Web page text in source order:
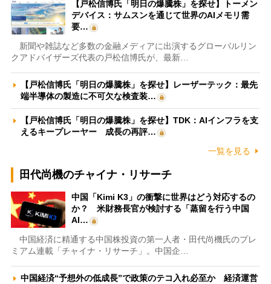
【戸松信博氏「明日の爆騰株」を探せ】トーメン
デバイス：サムスンを通じて世界のAIメモリ需
要…
新聞や雑誌など多数の金融メディアに出演するグローバルリン
クアドバイザーズ代表の戸松信博氏が、最新…
【戸松信博氏「明日の爆騰株」を探せ】レーザーテック：最先
端半導体の製造に不可欠な検査装…
【戸松信博氏「明日の爆騰株」を探せ】TDK：AIインフラを支
えるキープレーヤー 成長の再評…
一覧を見る
田代尚機のチャイナ・リサーチ
中国「Kimi K3」の衝撃に世界はどう対応するの
か？ 米財務長官が検討する「蒸留を行う中国
AI…
中国経済に精通する中国株投資の第一人者・田代尚機氏のプレ
ミアム連載「チャイナ・リサーチ」。中国企…
中国経済“予想外の低成長”で政策のテコ入れ必至か 経済運営